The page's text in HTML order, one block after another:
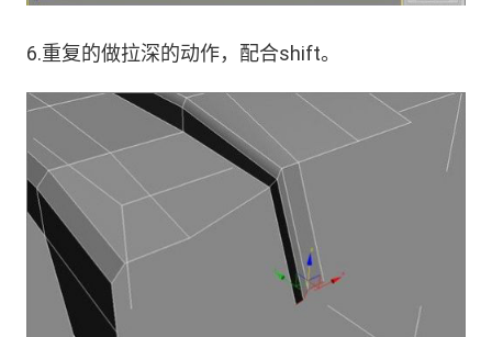
6.重复的做拉深的动作，配合shift。